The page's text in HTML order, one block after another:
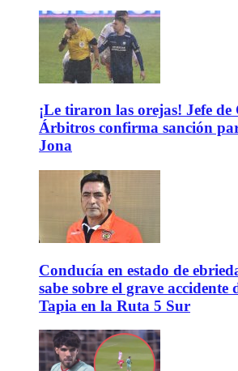
¡Le tiraron las orejas! Jefe de
Árbitros confirma sanción
Jona
Conducía en estado de
sabe sobre el grave accidente
Tapia en la Ruta 5 Sur